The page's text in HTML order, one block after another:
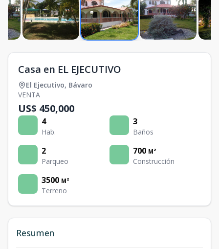
Casa en EL EJECUTIVO
El Ejecutivo, Bávaro
VENTA
US$ 450,000
4
Hab.
3
Baños
2
Parqueo
700 M²
Construcción
3500 M²
Terreno
Resumen